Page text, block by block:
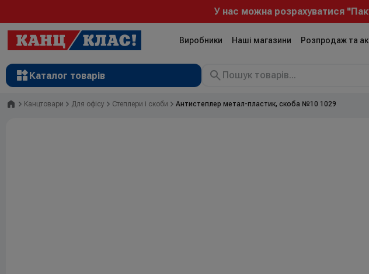
У нас можна розрахуватися
Виробники Наші магазини Розпродаж та
Каталог товарів
Рюкзаки
Головна
Канцтовари Для офісу Степлери і скоби Антистеплер метал-пластик, скоба №10 1029